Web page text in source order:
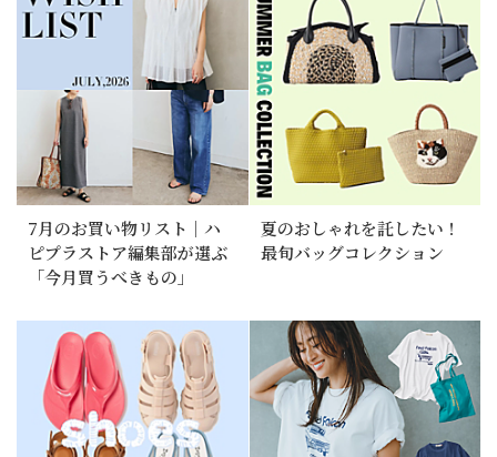
7月のお買い物リスト｜ハ
ピプラストア編集部が選ぶ
「今月買うべきもの」
夏のおしゃれを託したい！
最旬バッグコレクション